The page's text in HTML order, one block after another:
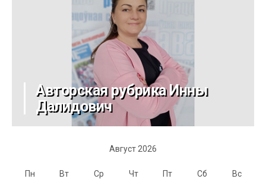
Авторская рубрика Инны
Далидович
Август 2026
Пн Вт Ср Чт Пт Сб Вс